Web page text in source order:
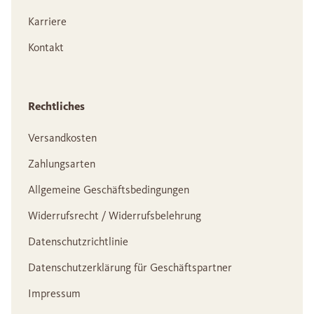
Karriere
Kontakt
Rechtliches
Versandkosten
Zahlungsarten
Allgemeine Geschäftsbedingungen
Widerrufsrecht / Widerrufsbelehrung
Datenschutzrichtlinie
Datenschutzerklärung für Geschäftspartner
Impressum